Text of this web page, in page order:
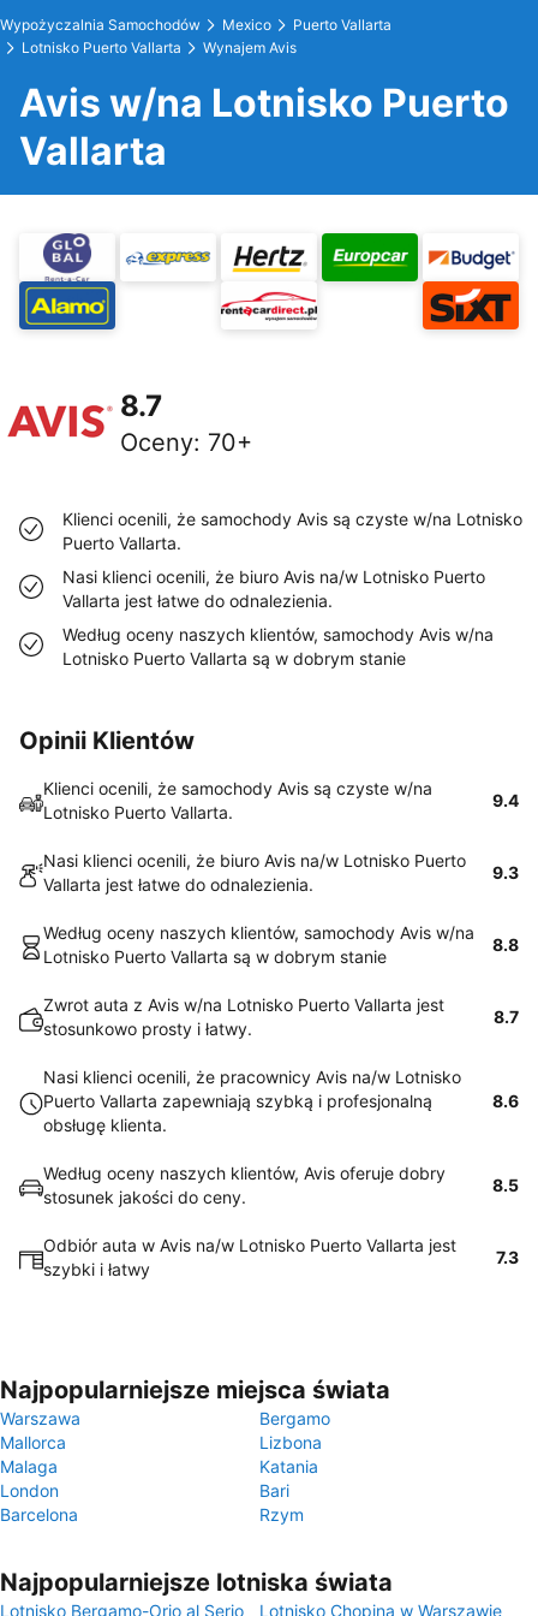
Wypożyczalnia Samochodów Mexico
Puerto Vallarta
Lotnisko Puerto Vallarta
Wynajem Avis
Avis w/na Lotnisko Puerto
Vallarta
8.7
Oceny: 70+
Klienci ocenili, że samochody Avis są czyste w/na Lotnisko
Puerto Vallarta.
Nasi klienci ocenili, że biuro Avis na/w Lotnisko Puerto
Vallarta jest łatwe do odnalezienia.
Według oceny naszych klientów, samochody Avis w/na
Lotnisko Puerto Vallarta są w dobrym stanie
Opinii Klientów
Klienci ocenili, że samochody Avis są czyste w/na
Lotnisko Puerto Vallarta.
9.4
Nasi klienci ocenili, że biuro Avis na/w Lotnisko Puerto
Vallarta jest łatwe do odnalezienia.
9.3
Według oceny naszych klientów, samochody Avis w/na
Lotnisko Puerto Vallarta są w dobrym stanie
8.8
Zwrot auta z Avis w/na Lotnisko Puerto Vallarta jest
stosunkowo prosty i łatwy.
8.7
Nasi klienci ocenili, że pracownicy Avis na/w Lotnisko
Puerto Vallarta zapewniają szybką i profesjonalną
obsługę klienta.
8.6
Według oceny naszych klientów, Avis oferuje dobry
stosunek jakości do ceny.
8.5
Odbiór auta w Avis na/w Lotnisko Puerto Vallarta jest
szybki i łatwy
7.3
Najpopularniejsze miejsca świata
Warszawa
Bergamo
Mallorca
Lizbona
Malaga
Katania
London
Bari
Barcelona
Rzym
Najpopularniejsze lotniska świata
Lotnisko Bergamo-Orio al Serio Lotnisko Chopina w Warszawie